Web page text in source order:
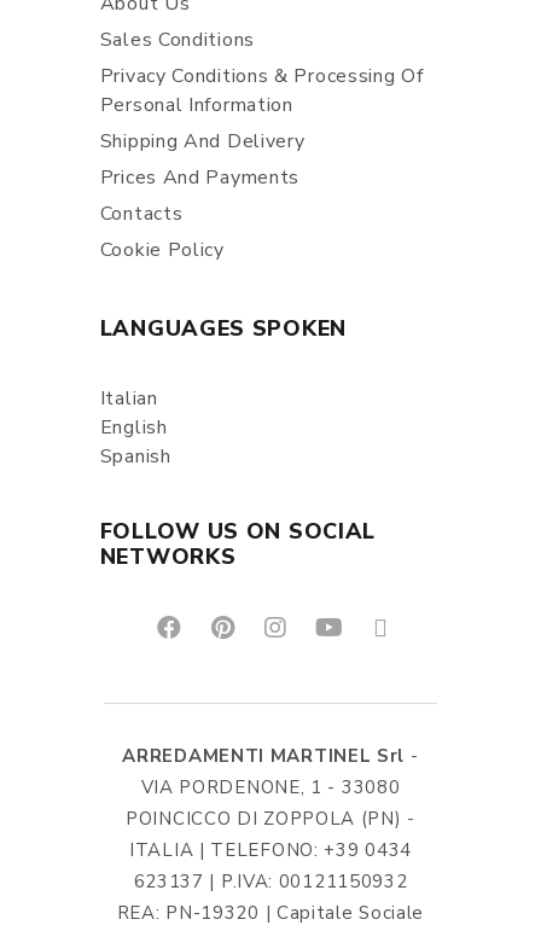
Sales Conditions
Privacy Conditions & Processing Of
Personal Information
Shipping And Delivery
Prices And Payments
Contacts
Cookie Policy
LANGUAGES SPOKEN
Italian
English
Spanish
FOLLOW US ON SOCIAL
NETWORKS
ARREDAMENTI MARTINEL Srl -
VIA PORDENONE, 1 - 33080
POINCICCO DI ZOPPOLA (PN) -
ITALIA | TELEFONO: +39 0434
623137 | P.IVA: 00121150932
REA: PN-19320 | Capitale Sociale